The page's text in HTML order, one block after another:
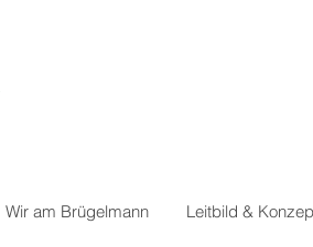
Wir am Brügelmann Leitbild &